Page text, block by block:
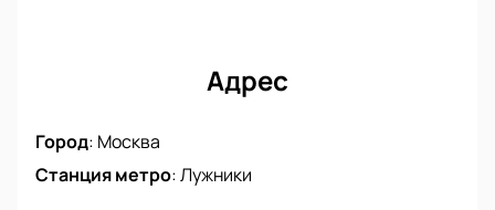
Адрес
Город: Москва
Станция метро:Лужники